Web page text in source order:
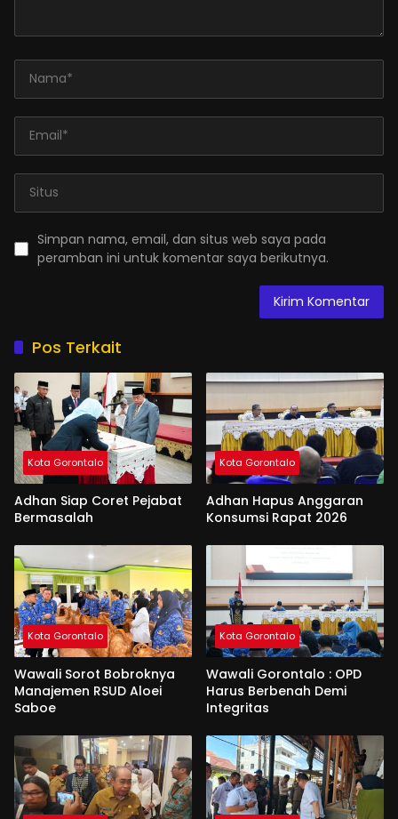
Simpan nama, email, dan situs web saya pada
peramban ini untuk komentar saya berikutnya.
Pos Terkait
Kota Gorontalo
Adhan Siap Coret Pejabat
Bermasalah
Kota Gorontalo
Adhan Hapus Anggaran
Konsumsi Rapat 2026
Kota Gorontalo
Wawali Sorot Bobroknya
Manajemen RSUD Aloei
Saboe
Kota Gorontalo
Wawali Gorontalo : OPD
Harus Berbenah Demi
Integritas